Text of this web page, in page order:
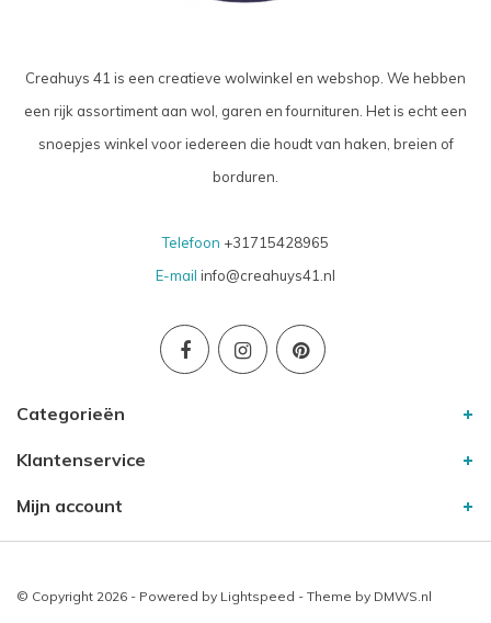
Creahuys 41 is een creatieve wolwinkel en webshop. We hebben
een rijk assortiment aan wol, garen en fournituren. Het is echt een
snoepjes winkel voor iedereen die houdt van haken, breien of
borduren.
Telefoon +31715428965
E-mail info@creahuys41.nl
Categorieën
Klantenservice
Mijn account
© Copyright 2026 - Powered by Lightspeed - Theme by DMWS.nl